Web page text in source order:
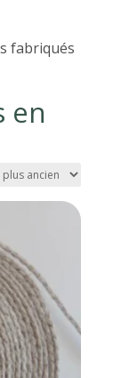
fabriqués
en